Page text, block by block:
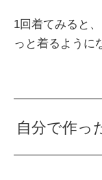
1回着てみると
っと着るように
自分で作っ